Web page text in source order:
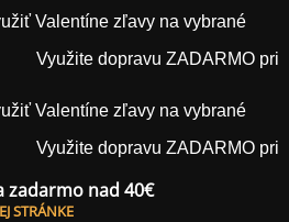
Valentíne zľavy na vybrané
Využite dopravu ZADARMO pri
Valentíne zľavy na vybrané
Využite dopravu ZADARMO pri
zadarmo nad 40€
STRÁNKE